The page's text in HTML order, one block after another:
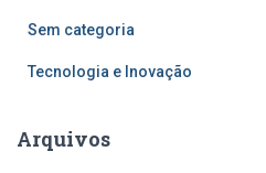
Sem categoria
Tecnologia e Inovação
Arquivos